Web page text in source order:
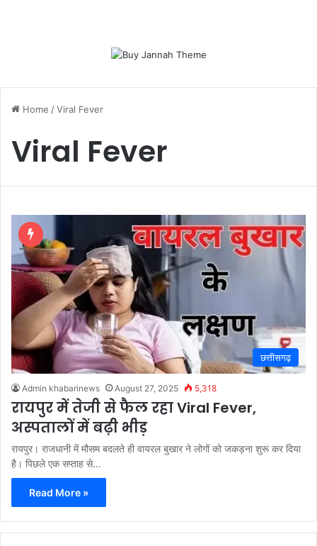
Home /Viral Fever
Viral Fever
छत्तीसगढ़
Admin khabarinews August 27, 2025 5,318
रायपुर में तेजी से फैल रहा Viral Fever,
अस्पतालों में बढ़ी भीड़
रायपुर। राजधानी में मौसम बदलते ही वायरल बुखार ने लोगों को जकड़ना शुरू कर दिया
है। पिछले एक सप्ताह से…
Read More »